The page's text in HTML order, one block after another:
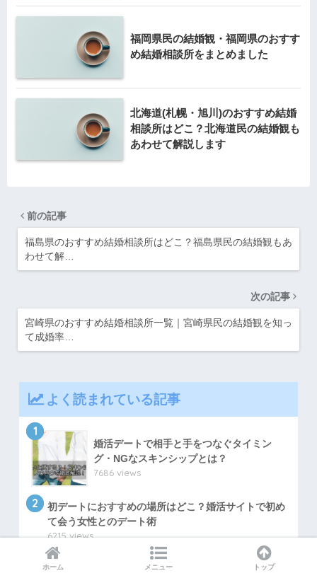
福岡県民の結婚観・福岡県のおすす
め結婚相談所をまとめました
北海道(札幌・旭川)のおすすめ結婚
相談所はどこ？北海道民の結婚観も
あわせて解説します
前の記事
福島県のおすすめ結婚相談所はどこ？福島県民の結婚観もあ
わせて解…
次の記事
宮崎県のおすすめ結婚相談所一覧｜宮崎県民の結婚観を知っ
て成婚率…
よく読まれている記事
1
婚活デートで相手と手をつなぐタイミン
グ・NGなスキンシップとは？
7686 views
2
初デートにおすすめの場所はどこ？婚活サイトで初め
て会う女性とのデート術
6215 views
婚活サイトで失敗しない名前の付け方や本
ホーム メニュー トップ